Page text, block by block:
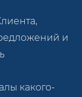
и
какого-